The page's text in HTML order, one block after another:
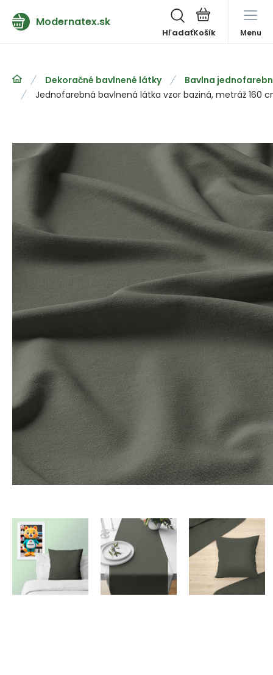
Modernatex.sk
Hľadať Menu
Dekoračné bavlnené látky
Bavlna
Jednofarebná bavlnená látka vzor baziná, metráž 160